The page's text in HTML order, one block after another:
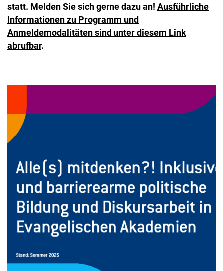
statt. Melden Sie sich gerne dazu an! Ausführliche
Informationen zu Programm und
Anmeldemodalitäten sind unter diesem Link
abrufbar.